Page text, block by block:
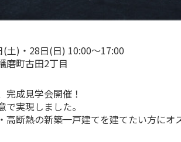
(土)・28日(日) 10:00〜17:00
磨町古田2丁目
完成見学会開催！
実現しました。
高断熱の新築一戸建てを建てたい方にオ